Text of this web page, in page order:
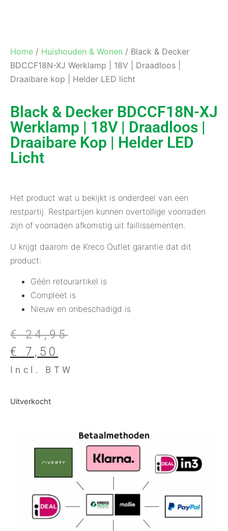
Home / Huishouden & Wonen / Black & Decker
BDCCF18N-XJ Werklamp | 18V | Draadloos |
Draaibare kop | Helder LED licht
Black & Decker BDCCF18N-XJ
Werklamp | 18V | Draadloos |
Draaibare Kop | Helder LED
Licht
Het product wat u bekijkt is onderdeel van een
restpartij. Restpartijen kunnen overtollige voorraden
zijn of voorraden afkomstig uit faillissementen.
U krijgt daarom de Kreco Outlet garantie dat dit
product:
Géén retourartikel is
Compleet is
Nieuw en onbeschadigd is
€24,95
€
7,50
Incl. BTW
Uitverkocht